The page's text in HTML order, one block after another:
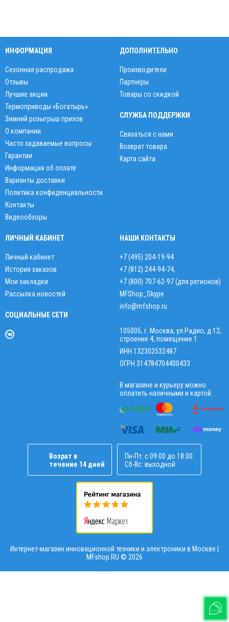
ИНФОРМАЦИЯ
Сезонная распродажа
Отзывы
Лучшие акции
Термоприводы «Богатырь»
Зимний розыгрыш призов
О компании
Часто задаваемые вопросы
Гарантии
Информация об оплате
Варианты доставки
Политика конфиденциальности
Контакты
Видеообзоры
ДОПОЛНИТЕЛЬНО
Производители
Партнёры
Товары со скидкой
СЛУЖБА ПОДДЕРЖКИ
Связаться с нами
Возврат товара
Карта сайта
ЛИЧНЫЙ КАБИНЕТ
Личный кабинет
История заказов
Мои закладки
Рассылка новостей
СОЦИАЛЬНЫЕ СЕТИ
НАШИ КОНТАКТЫ
+7 (495) 204-19-94
+7 (812) 244-94-74,
+7 (800) 707-62-97 (для регионов)
MFShop_Skype
info@mfshop.ru
105005, г. Москва, ул.Радио, д.12,
строение 4, помещение 1
ИНН 132302532487
ОГРН 314784704400433
В магазине и курьеру можно
оплатить наличными и картой.
Возрат в
течение 14 дней
Пн-Пт: с 09:00 до 18:00
Сб-Вс: выходной
Интернет-магазин инновационной техники и электроники в Москве |
MFshop.RU © 2026